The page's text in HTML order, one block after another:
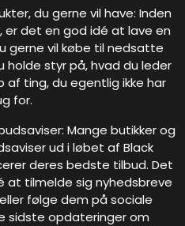
du gerne vil have: Inden
er det en god idé at lave en
gerne vil købe til nedsatte
holde styr på, hvad du leder
af ting, du egentlig ikke har
for.
Mange butikker og
ud i løbet af Black
deres bedste tilbud. Det
tilmelde sig nyhedsbreve
følge dem på sociale
sidste opdateringer om